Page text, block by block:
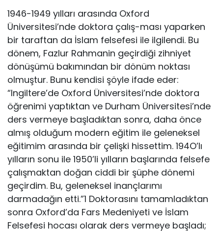
1946-1949 yılları arasında Oxford
Üniversitesi’nde doktora çalış-ması yaparken
bir taraftan da İslam felsefesi ile ilgilendi. Bu
dönem, Fazlur Rahmanin geçirdiği zihniyet
dönüşümü bakımından bir dönüm noktası
olmuştur. Bunu kendisi şöyle ifade eder:
“Ingiltere’de Oxford Üniversitesi’nde doktora
öğrenimi yaptıktan ve Durham Üniversitesi’nde
ders vermeye başladıktan sonra, daha önce
almış olduğum modern eğitim ile geleneksel
eğitimim arasında bir çelişki hissettim. 194O’lı
yılların sonu ile 1950’li yılların başlarında felsefe
çalışmaktan doğan ciddi bir şüphe dönemi
geçirdim. Bu, geleneksel inançlarımı
darmadağın etti.”1 Doktorasını tamamladıktan
sonra Oxford’da Fars Medeniyeti ve İslam
Felsefesi hocası olarak ders vermeye başladı;